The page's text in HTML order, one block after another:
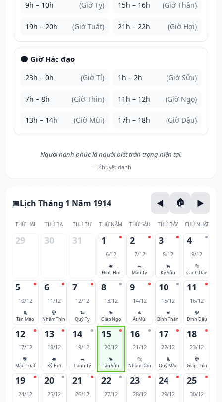
9h – 10h (Giờ Tỵ) 15h – 16h (Giờ Thân)
19h – 20h (Giờ Tuất) 21h – 22h (Giờ Hợi)
🌑 Giờ Hắc đạo
23h – 0h (Giờ Tí) 1h – 2h (Giờ Sửu)
7h – 8h (Giờ Thìn) 11h – 12h (Giờ Ngọ)
13h – 14h (Giờ Mùi) 17h – 18h (Giờ Dậu)
Người hạnh phúc là người biết trân trọng hiện tại.
— Khuyết danh
Lịch Tháng 1 Năm 1914
THỨ HAI THỨ BA THỨ TƯ THỨ NĂM THỨ SÁU THỨ BẢY CHỦ NHẬT
29 30 31 1
6/12
🐖
Đinh Hợi
2
7/12
🐀
Mậu Tý
3
8/12
🐂
Kỷ Sửu
4
9/12
🐅
Canh Dần
5
10/12
🐈
Tân Mão
6
11/12
🐉
Nhâm Thìn
7
12/12
🐍
Quý Tỵ
8
13/12
🐎
Giáp Ngọ
9
14/12
🐐
Ất Mùi
10
15/12
🐒
Bính Thân
11
16/12
🐓
Đinh Dậu
12
17/12
🐕
Mậu Tuất
13
18/12
🐖
Kỷ Hợi
14
19/12
🐀
Canh Tý
15
20/12
🐂
Tân Sửu
16
21/12
🐅
Nhâm Dần
17
22/12
🐈
Quý Mão
18
23/12
🐉
Giáp Thìn
19
24/12
20
25/12
21
26/12
22
27/12
23
28/12
24
29/12
25
30/12